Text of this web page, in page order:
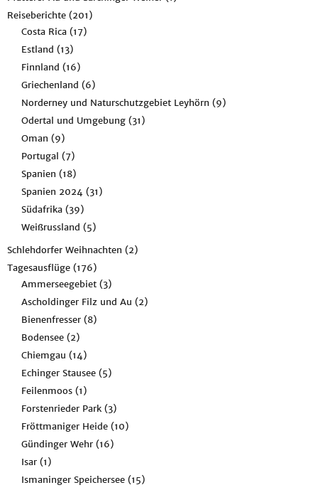
Reiseberichte (201)
Costa Rica (17)
Estland (13)
Finnland (16)
Griechenland (6)
Norderney und Naturschutzgebiet Leyhörn (9)
Odertal und Umgebung (31)
Oman (9)
Portugal (7)
Spanien (18)
Spanien 2024 (31)
Südafrika (39)
Weißrussland (5)
Schlehdorfer Weihnachten (2)
Tagesausflüge (176)
Ammerseegebiet (3)
Ascholdinger Filz und Au (2)
Bienenfresser (8)
Bodensee (2)
Chiemgau (14)
Echinger Stausee (5)
Feilenmoos (1)
Forstenrieder Park (3)
Fröttmaniger Heide (10)
Gündinger Wehr (16)
Isar (1)
Ismaninger Speichersee (15)